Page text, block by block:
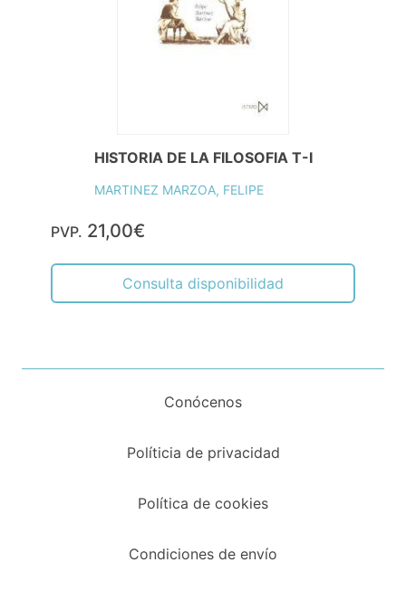
HISTORIA DE LA FILOSOFIA T-I
MARTINEZ MARZOA, FELIPE
PVP. 21,00€
Consulta disponibilidad
Conócenos
Políticia de privacidad
Política de cookies
Condiciones de envío